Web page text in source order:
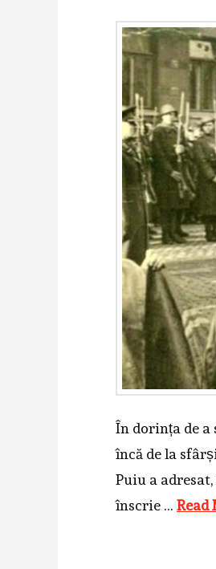
În dorința de
încă de la
Puiu a
înscrie … Read